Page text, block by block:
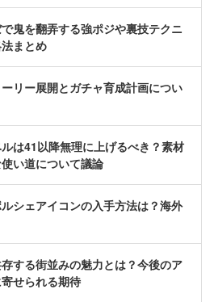
鬼を翻弄する強ポジや裏技テクニ
まとめ
リー展開とガチャ育成計画につい
ルは41以降無理に上げるべき？素材
い道について議論
シェアイコンの入手方法は？海外
する街並みの魅力とは？今後のア
せられる期待